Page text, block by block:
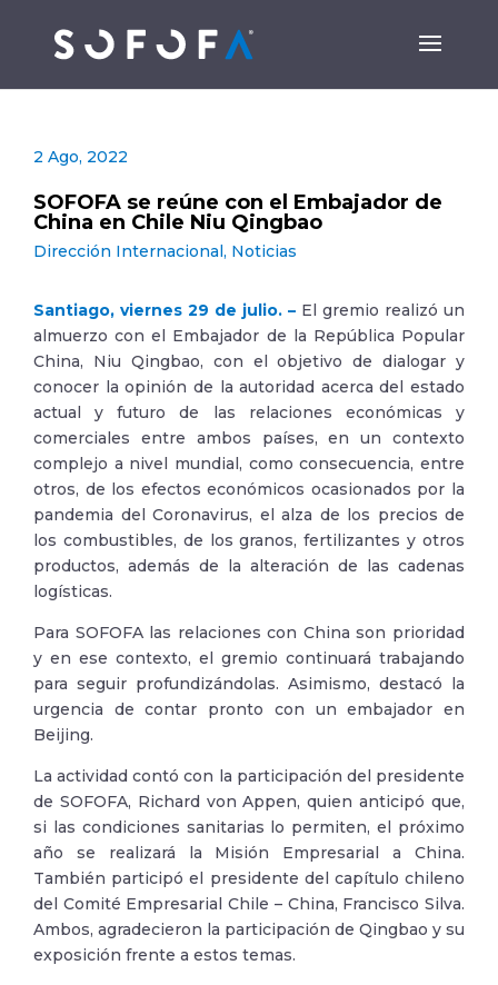
2 Ago, 2022
SOFOFA se reúne con el Embajador de
China en Chile Niu Qingbao
Dirección Internacional, Noticias
Santiago, viernes 29 de julio. – El gremio realizó un
almuerzo con el Embajador de la República Popular
China, Niu Qingbao, con el objetivo de dialogar y
conocer la opinión de la autoridad acerca del estado
actual y futuro de las relaciones económicas y
comerciales entre ambos países, en un contexto
complejo a nivel mundial, como consecuencia, entre
otros, de los efectos económicos ocasionados por la
pandemia del Coronavirus, el alza de los precios de
los combustibles, de los granos, fertilizantes y otros
productos, además de la alteración de las cadenas
logísticas.
Para SOFOFA las relaciones con China son prioridad
y en ese contexto, el gremio continuará trabajando
para seguir profundizándolas. Asimismo, destacó la
urgencia de contar pronto con un embajador en
Beijing.
La actividad contó con la participación del presidente
de SOFOFA, Richard von Appen, quien anticipó que,
si las condiciones sanitarias lo permiten, el próximo
año se realizará la Misión Empresarial a China.
También participó el presidente del capítulo chileno
del Comité Empresarial Chile – China, Francisco Silva.
Ambos, agradecieron la participación de Qingbao y su
exposición frente a estos temas.